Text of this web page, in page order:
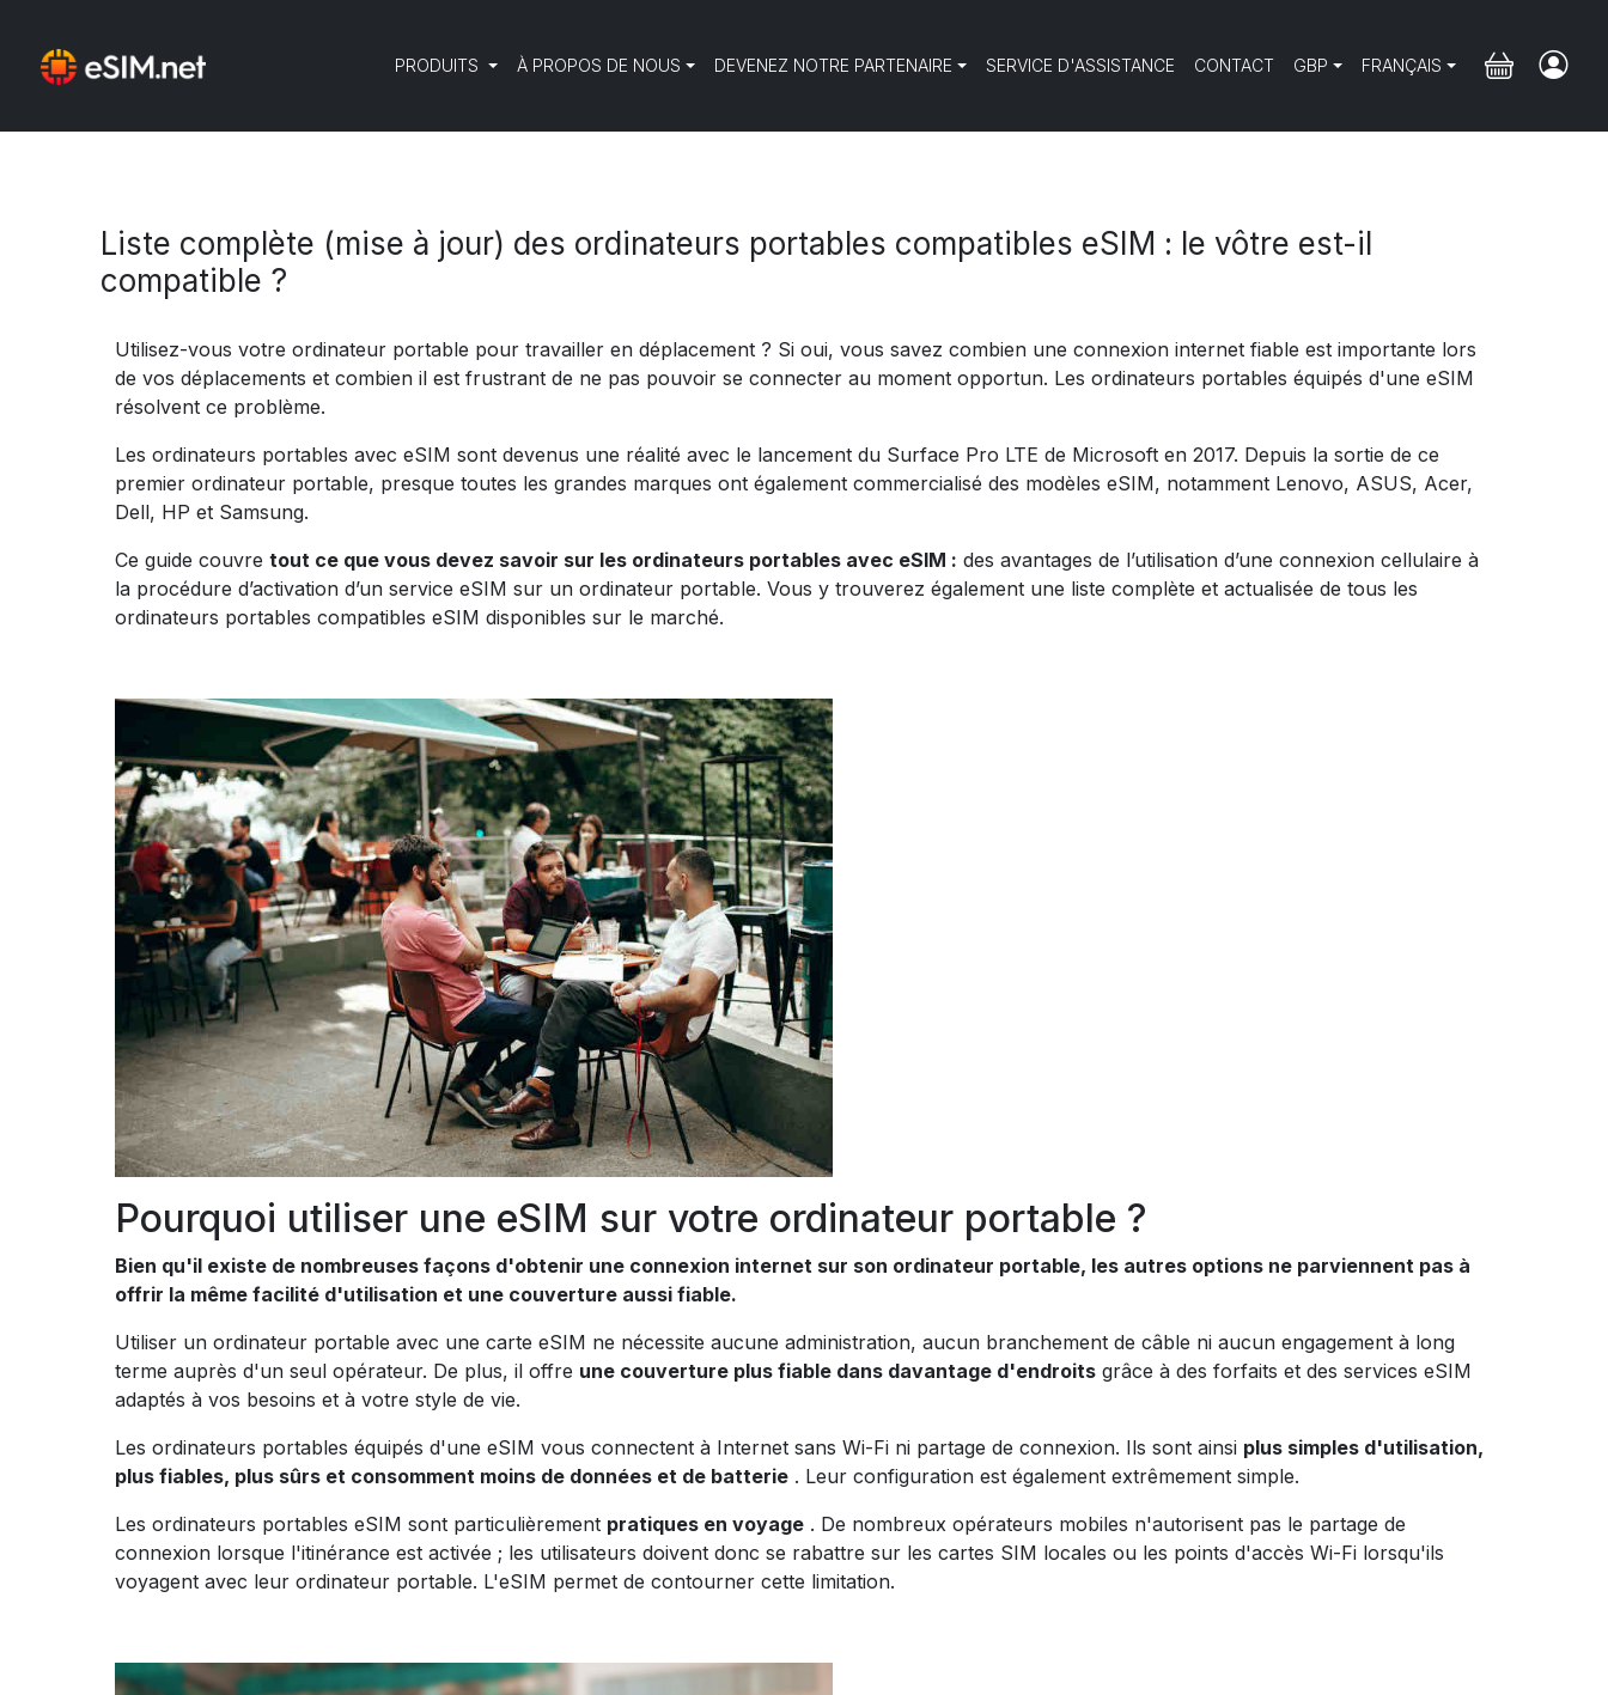
PRODUITS À PROPOS DE NOUS DEVENEZ NOTRE PARTENAIRE SERVICE D'ASSISTANCE CONTACT GBP FRANÇAIS
Liste complète (mise à jour) des ordinateurs portables compatibles eSIM : le vôtre est-il
compatible ?
Utilisez-vous votre ordinateur portable pour travailler en déplacement ? Si oui, vous savez combien une connexion internet fiable est importante lors
de vos déplacements et combien il est frustrant de ne pas pouvoir se connecter au moment opportun. Les ordinateurs portables équipés d'une eSIM
résolvent ce problème.
Les ordinateurs portables avec eSIM sont devenus une réalité avec le lancement du Surface Pro LTE de Microsoft en 2017. Depuis la sortie de ce
premier ordinateur portable, presque toutes les grandes marques ont également commercialisé des modèles eSIM, notamment Lenovo, ASUS, Acer,
Dell, HP et Samsung.
Ce guide couvre tout ce que vous devez savoir sur les ordinateurs portables avec eSIM : des avantages de l’utilisation d’une connexion cellulaire à
la procédure d’activation d’un service eSIM sur un ordinateur portable. Vous y trouverez également une liste complète et actualisée de tous les
ordinateurs portables compatibles eSIM disponibles sur le marché.
Pourquoi utiliser une eSIM sur votre ordinateur portable ?
Bien qu'il existe de nombreuses façons d'obtenir une connexion internet sur son ordinateur portable, les autres options ne parviennent pas à
offrir la même facilité d'utilisation et une couverture aussi fiable.
Utiliser un ordinateur portable avec une carte eSIM ne nécessite aucune administration, aucun branchement de câble ni aucun engagement à long
terme auprès d'un seul opérateur. De plus, il offre une couverture plus fiable dans davantage d'endroits grâce à des forfaits et des services eSIM
adaptés à vos besoins et à votre style de vie.
Les ordinateurs portables équipés d'une eSIM vous connectent à Internet sans Wi-Fi ni partage de connexion. Ils sont ainsi plus simples d'utilisation,
plus fiables, plus sûrs et consomment moins de données et de batterie . Leur configuration est également extrêmement simple.
Les ordinateurs portables eSIM sont particulièrement pratiques en voyage . De nombreux opérateurs mobiles n'autorisent pas le partage de
connexion lorsque l'itinérance est activée ; les utilisateurs doivent donc se rabattre sur les cartes SIM locales ou les points d'accès Wi-Fi lorsqu'ils
voyagent avec leur ordinateur portable. L'eSIM permet de contourner cette limitation.